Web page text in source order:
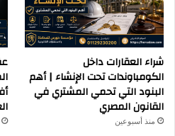
شراء العقارات داخل
الكومباوندات تحت الإنشاء | أهم
البنود التي تحمي المشتري في
القانون المصري
منذ أسبوعين